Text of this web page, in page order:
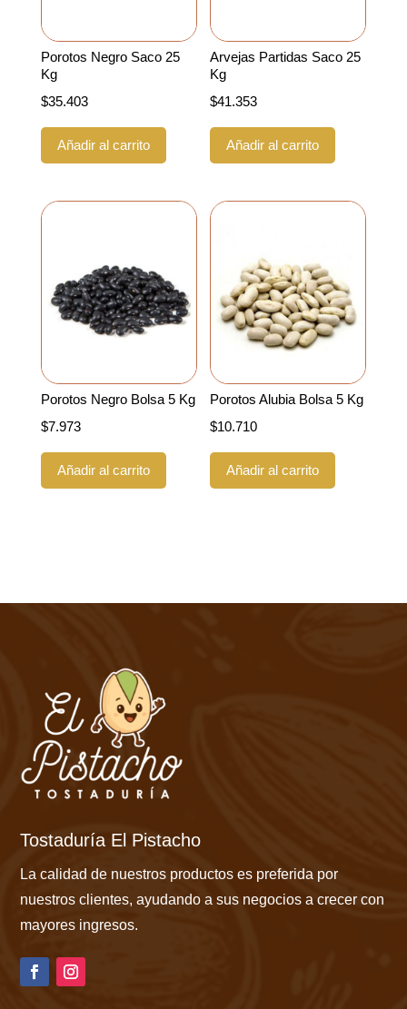
Porotos Negro Saco 25
Kg
$35.403
Añadir al carrito
Arvejas Partidas Saco 25
Kg
$41.353
Añadir al carrito
Porotos Negro Bolsa 5 Kg
$7.973
Añadir al carrito
Porotos Alubia Bolsa 5 Kg
$10.710
Añadir al carrito
Tostaduría El Pistacho
La calidad de nuestros productos es preferida por
nuestros clientes, ayudando a sus negocios a crecer con
mayores ingresos.